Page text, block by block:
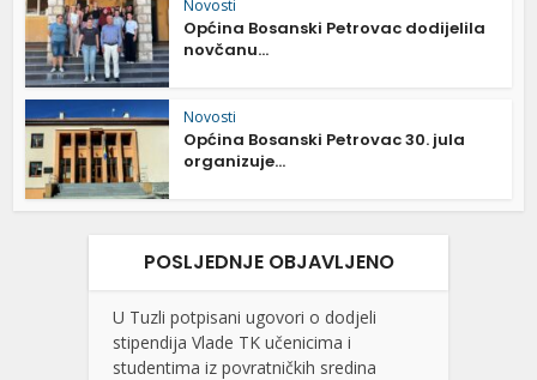
Novosti
Općina Bosanski Petrovac dodijelila
novčanu...
Novosti
Općina Bosanski Petrovac 30. jula
organizuje...
POSLJEDNJE OBJAVLJENO
U Tuzli potpisani ugovori o dodjeli
stipendija Vlade TK učenicima i
studentima iz povratničkih sredina